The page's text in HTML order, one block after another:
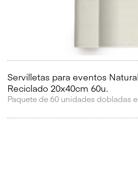
Servilletas para eventos
Reciclado 20x40cm 60u.
Paquete de 60 unidades dobladas